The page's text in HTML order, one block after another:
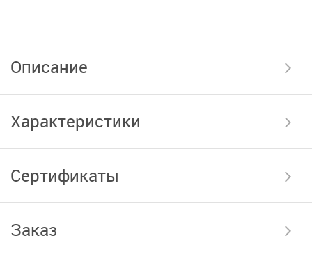
Описание
Характеристики
Сертификаты
Заказ